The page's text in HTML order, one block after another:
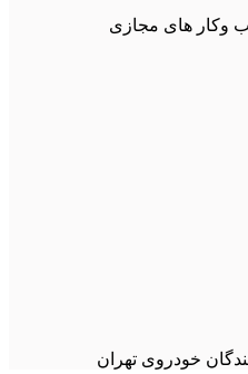
وکار های مجازی
خودروی تهران